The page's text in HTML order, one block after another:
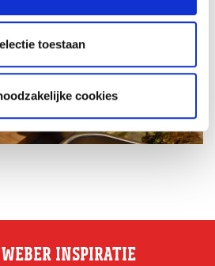
toestaan
cookies
INSPIRATIE